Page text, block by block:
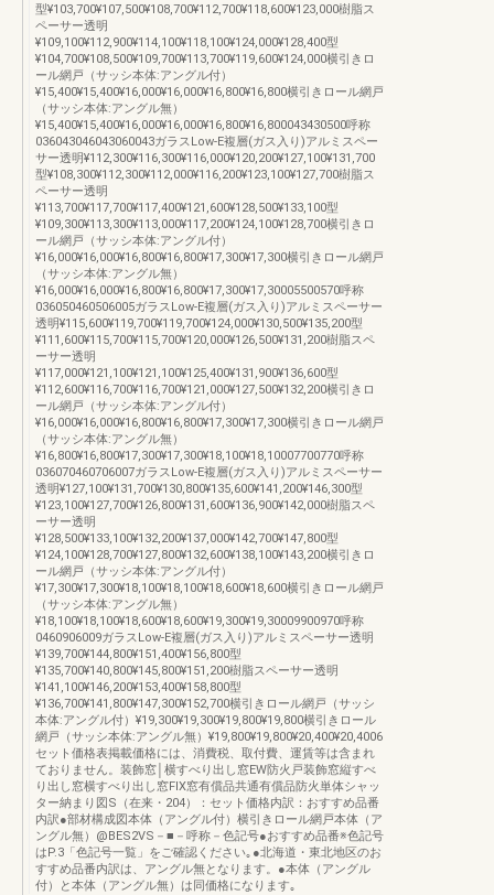
型¥103,700¥107,500¥108,700¥112,700¥118,600¥123,000樹脂ス
ペーサー透明
¥109,100¥112,900¥114,100¥118,100¥124,000¥128,400型
¥104,700¥108,500¥109,700¥113,700¥119,600¥124,000横引きロ
ール網戸（サッシ本体:アングル付）
¥15,400¥15,400¥16,000¥16,000¥16,800¥16,800横引きロール網戸
（サッシ本体:アングル無）
¥15,400¥15,400¥16,000¥16,000¥16,800¥16,800043430500呼称
036043046043060043ガラスLow-E複層(ガス入り)アルミスペー
サー透明¥112,300¥116,300¥116,000¥120,200¥127,100¥131,700
型¥108,300¥112,300¥112,000¥116,200¥123,100¥127,700樹脂ス
ペーサー透明
¥113,700¥117,700¥117,400¥121,600¥128,500¥133,100型
¥109,300¥113,300¥113,000¥117,200¥124,100¥128,700横引きロ
ール網戸（サッシ本体:アングル付）
¥16,000¥16,000¥16,800¥16,800¥17,300¥17,300横引きロール網戸
（サッシ本体:アングル無）
¥16,000¥16,000¥16,800¥16,800¥17,300¥17,30005500570呼称
036050460506005ガラスLow-E複層(ガス入り)アルミスペーサー
透明¥115,600¥119,700¥119,700¥124,000¥130,500¥135,200型
¥111,600¥115,700¥115,700¥120,000¥126,500¥131,200樹脂スペ
ーサー透明
¥117,000¥121,100¥121,100¥125,400¥131,900¥136,600型
¥112,600¥116,700¥116,700¥121,000¥127,500¥132,200横引きロ
ール網戸（サッシ本体:アングル付）
¥16,000¥16,000¥16,800¥16,800¥17,300¥17,300横引きロール網戸
（サッシ本体:アングル無）
¥16,800¥16,800¥17,300¥17,300¥18,100¥18,10007700770呼称
036070460706007ガラスLow-E複層(ガス入り)アルミスペーサー
透明¥127,100¥131,700¥130,800¥135,600¥141,200¥146,300型
¥123,100¥127,700¥126,800¥131,600¥136,900¥142,000樹脂スペ
ーサー透明
¥128,500¥133,100¥132,200¥137,000¥142,700¥147,800型
¥124,100¥128,700¥127,800¥132,600¥138,100¥143,200横引きロ
ール網戸（サッシ本体:アングル付）
¥17,300¥17,300¥18,100¥18,100¥18,600¥18,600横引きロール網戸
（サッシ本体:アングル無）
¥18,100¥18,100¥18,600¥18,600¥19,300¥19,30009900970呼称
0460906009ガラスLow-E複層(ガス入り)アルミスペーサー透明
¥139,700¥144,800¥151,400¥156,800型
¥135,700¥140,800¥145,800¥151,200樹脂スペーサー透明
¥141,100¥146,200¥153,400¥158,800型
¥136,700¥141,800¥147,300¥152,700横引きロール網戸（サッシ
本体:アングル付）¥19,300¥19,300¥19,800¥19,800横引きロール
網戸（サッシ本体:アングル無）¥19,800¥19,800¥20,400¥20,4006
セット価格表掲載価格には、消費税、取付費、運賃等は含まれ
ておりません。装飾窓│横すべり出し窓EW防火戸装飾窓縦すべ
り出し窓横すべり出し窓FIX窓有償品共通有償品防火単体シャッ
ター納まり図S（在来・204）：セット価格内訳：おすすめ品番
内訳●部材構成図本体（アングル付）横引きロール網戸本体（ア
ングル無）@BES2VS－■－呼称－色記号●おすすめ品番※色記号
はP.3「色記号一覧」をご確認ください｡●北海道・東北地区のお
すすめ品番内訳は、アングル無となります。●本体（アングル
付）と本体（アングル無）は同価格になります｡